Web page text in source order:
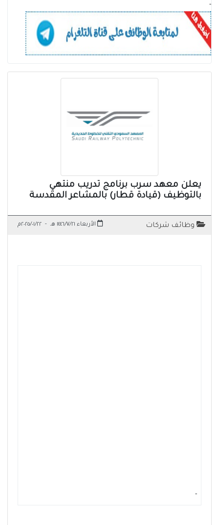
-
يعلن معهد سرب برنامج تدريب منتهي
بالتوظيف (قيادة قطار) بالمشاعر المقدسة
وظائف شركات الأربعاء ١٤٤٦/٧/٢١ هـ - ٢٠٢٥/٠١/٢٢م
-